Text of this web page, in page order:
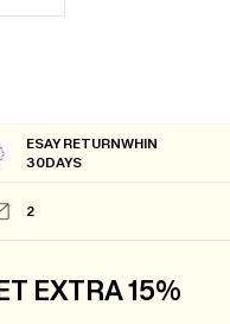
ESAY RETURNWHIN
30DAYS
2
EXTRA 15%